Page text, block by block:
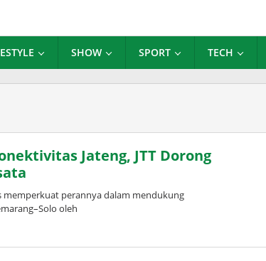
SHOW SPORT TECH
Jateng, JTT Dorong
memperkuat perannya dalam mendukung
oleh